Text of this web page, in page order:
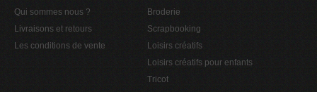
Qui sommes nous ?
Livraisons et retours
Les conditions de vente
Broderie
Scrapbooking
Loisirs créatifs
Loisirs créatifs pour enfants
Tricot